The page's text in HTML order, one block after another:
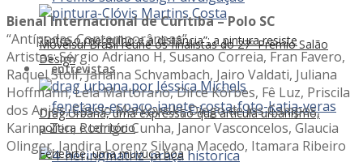
“Entre o mergulho e a distância”: a pintura resiste
entrevistas
Drag Urbana, uma expressão que articula urbanismo,
política e território
Movelsul Brasil reúne os finalistas do 27º Prêmio Salão
Design
Fenearte, uma muvuca boa
Bienal Internacional de Curitiba – Polo SC
“Antípodas Contemporâneas”
Artistas: Sérgio Adriano H, Susano Correia, Fran Favero,
Raquel Stolf, Janaina Schvambach, Jairo Valdati, Juliana
Hoffmann, Lela Martorano, Dirce Körbes, Fê Luz, Priscila
dos Anjos, Cássio Markowski, Diego de los Campos,
Karina Zen, Rodrigo Cunha, Janor Vasconcelos, Glaucia
Olinger, Jandira Lorenz Silvana Macedo, Itamara Ribeiro